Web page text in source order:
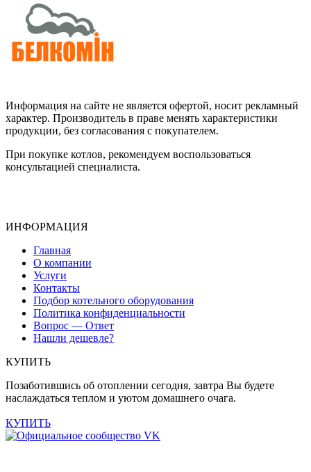
Информация на сайте не является офертой, носит рекламный
характер. Производитель в праве менять характеристики
продукции, без согласования с покупателем.
При покупке котлов, рекомендуем воспользоваться
консультацией специалиста.
ИНФОРМАЦИЯ
Главная
О компании
Услуги
Контакты
Подбор котельного оборудования
Политика конфиденциальности
Вопрос — Ответ
Нашли дешевле?
КУПИТЬ
Позаботившись об отоплении сегодня, завтра Вы будете
наслаждаться теплом и уютом домашнего очага.
КУПИТЬ